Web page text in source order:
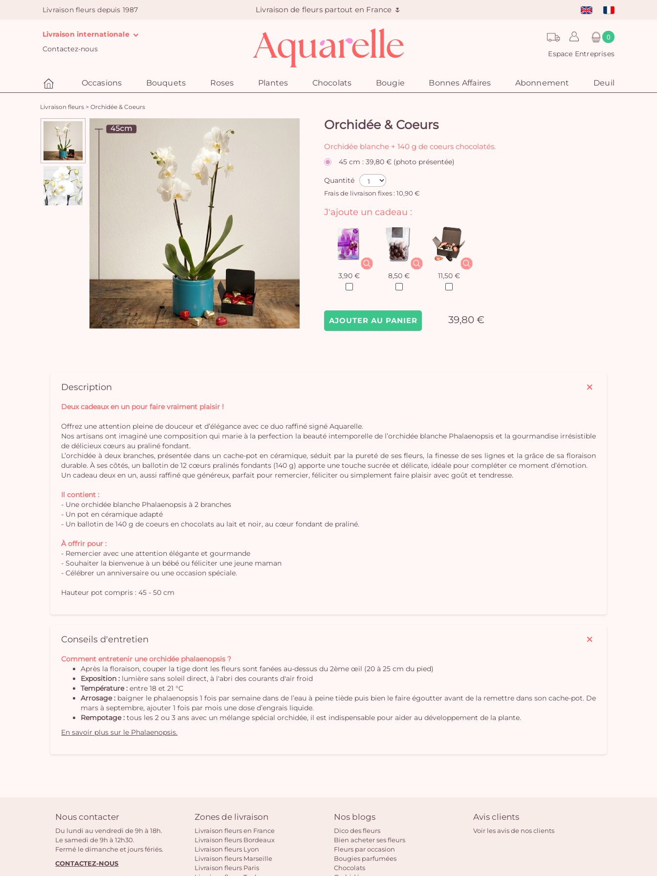
Livraison fleurs depuis 1987 Livraison de fleurs partout en France 🌷
Livraison internationale
Contactez-nous
0
Espace Entreprises
Occasions Bouquets Roses Plantes Chocolats Bougie Bonnes Affaires Abonnement Deuil
Livraison fleurs > Orchidée & Coeurs
Orchidée & Coeurs
Orchidée blanche + 140 g de coeurs chocolatés.
45 cm : 39,80 € (photo présentée)
Quantité
Frais de livraison fixes : 10,90 €
AJOUTER AU PANIER 39,80 €
J'ajoute un cadeau :
3,90 € 8,50 € 11,50 €
Description
Deux cadeaux en un pour faire vraiment plaisir !
Offrez une attention pleine de douceur et d’élégance avec ce duo raffiné signé Aquarelle.
Nos artisans ont imaginé une composition qui marie à la perfection la beauté intemporelle de l’orchidée blanche Phalaenopsis et la gourmandise irrésistible
de délicieux cœurs au praliné fondant.
L’orchidée à deux branches, présentée dans un cache-pot en céramique, séduit par la pureté de ses fleurs, la finesse de ses lignes et la grâce de sa floraison
durable. À ses côtés, un ballotin de 12 cœurs pralinés fondants (140 g) apporte une touche sucrée et délicate, idéale pour compléter ce moment d’émotion.
Un cadeau deux en un, aussi raffiné que généreux, parfait pour remercier, féliciter ou simplement faire plaisir avec goût et tendresse.
Il contient :
- Une orchidée blanche Phalaenopsis à 2 branches
- Un pot en céramique adapté
- Un ballotin de 140 g de coeurs en chocolats au lait et noir, au cœur fondant de praliné.
À offrir pour :
- Remercier avec une attention élégante et gourmande
- Souhaiter la bienvenue à un bébé ou féliciter une jeune maman
- Célébrer un anniversaire ou une occasion spéciale.
Hauteur pot compris : 45 - 50 cm
Conseils d'entretien
Comment entretenir une orchidée phalaenopsis ?
Après la floraison, couper la tige dont les fleurs sont fanées au-dessus du 2ème œil (20 à 25 cm du pied)
Exposition : lumière sans soleil direct, à l'abri des courants d'air froid
Température : entre 18 et 21 °C
Arrosage : baigner le phalaenopsis 1 fois par semaine dans de l’eau à peine tiède puis bien le faire égoutter avant de la remettre dans son cache-pot. De
mars à septembre, ajouter 1 fois par mois une dose d’engrais liquide.
Rempotage : tous les 2 ou 3 ans avec un mélange spécial orchidée, il est indispensable pour aider au développement de la plante.
En savoir plus sur le Phalaenopsis.
Nous contacter
Du lundi au vendredi de 9h à 18h.
Le samedi de 9h à 12h30.
Fermé le dimanche et jours fériés.
CONTACTEZ-NOUS
Zones de livraison
Livraison fleurs en France
Livraison fleurs Bordeaux
Livraison fleurs Lyon
Livraison fleurs Marseille
Livraison fleurs Paris
Nos blogs
Dico des fleurs
Bien acheter ses fleurs
Fleurs par occasion
Bougies parfumées
Chocolats
Avis clients
Voir les avis de nos clients